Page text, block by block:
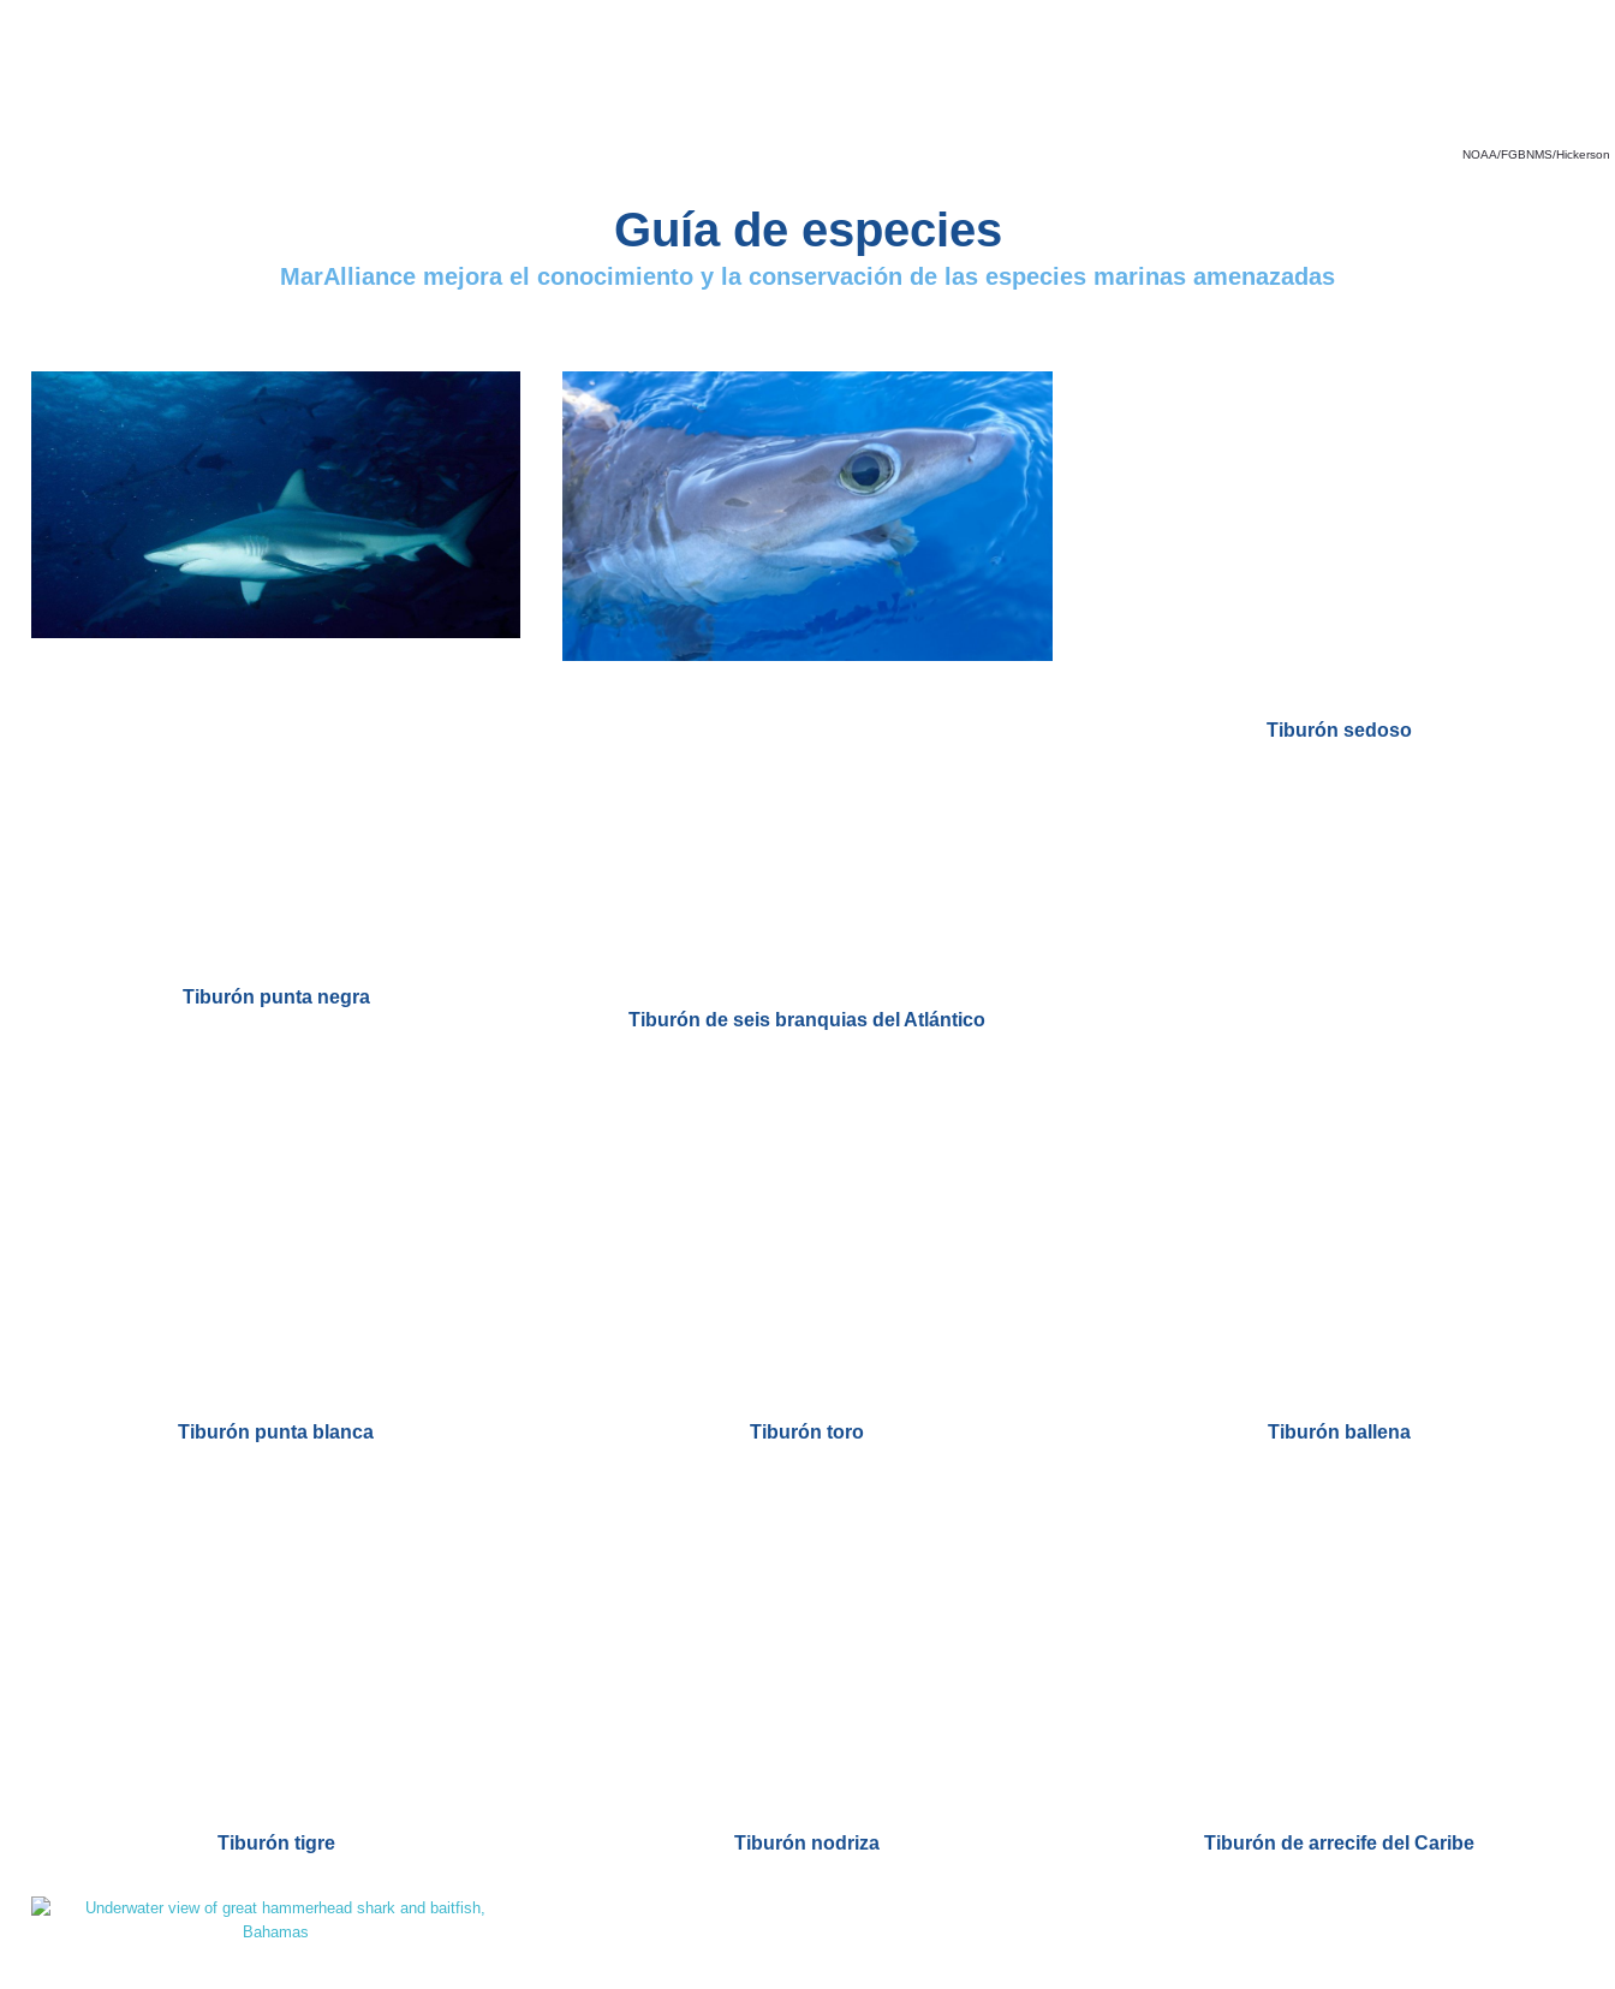
NOAA/FGBNMS/Hickerson
Guía de especies
MarAlliance mejora el conocimiento y la conservación de las especies marinas amenazadas
Tiburón punta negra
Tiburón de seis branquias del Atlántico
Tiburón sedoso
Tiburón punta blanca Tiburón toro Tiburón ballena
Tiburón tigre Tiburón nodriza Tiburón de arrecife del Caribe